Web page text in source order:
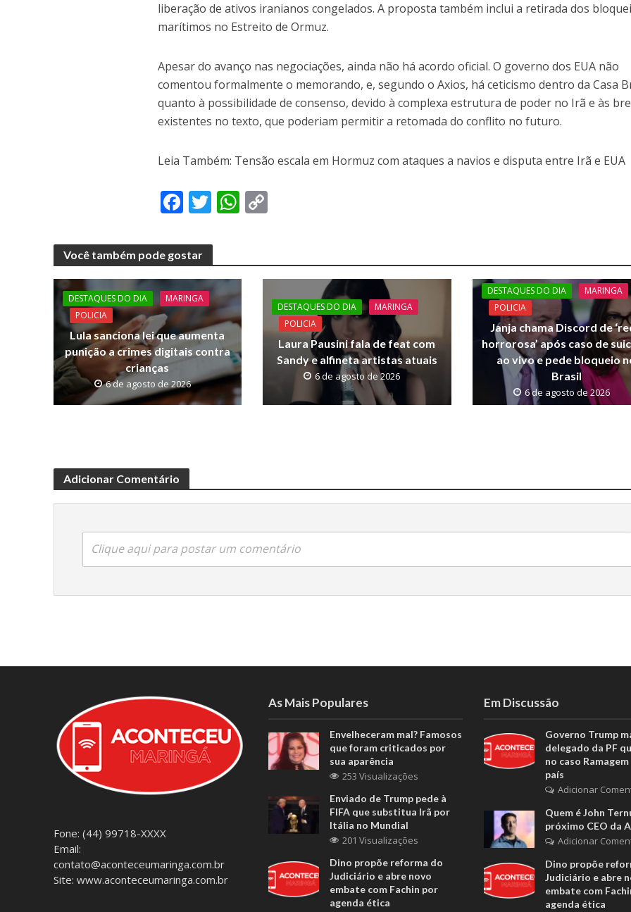
liberação de ativos iranianos congelados. A proposta também inclui a retirada dos
marítimos no Estreito de Ormuz.
Apesar do avanço nas negociações, ainda não há acordo oficial. O governo dos EUA não
comentou formalmente o memorando, e, segundo o Axios, há ceticismo dentro da Casa
quanto à possibilidade de consenso, devido à complexa estrutura de poder no Irã e às
existentes no texto, que poderiam permitir a retomada do conflito no futuro.
Leia Também: Tensão escala em Hormuz com ataques a navios e disputa entre Irã e EUA
F
e
b
o
o
k
T
itt
er
W
s
A
p
p
y
Li
n
k
Você também pode gostar
DESTAQUES DO DIA
MARINGA
POLICIA
Lula sanciona lei que aumenta
punição a crimes digitais contra
crianças
6 de agosto de 2026
DESTAQUES DO DIA
MARINGA
POLICIA
Laura Pausini fala de feat com
Sandy e alfineta artistas atuais
6 de agosto de 2026
DESTAQUES DO DIA
MARINGA
POLICIA
Janja chama Discord de
horrorosa’ após caso de
ao vivo e pede bloqueio
Brasil
6 de agosto de 2026
Adicionar Comentário
Clique aqui para postar um comentário
Fone: (44) 99718-XXXX
Email:
contato@aconteceumaringa.com.br
Site: www.aconteceumaringa.com.br
As Mais Populares
Envelheceram mal? Famosos
que foram criticados por
sua aparência
253 Visualizações
Enviado de Trump pede à
FIFA que substitua Irã por
Itália no Mundial
201 Visualizações
Dino propõe reforma do
Judiciário e abre novo
embate com Fachin por
agenda ética
Em Discussão
Governo Trump
delegado da PF
no caso
país
Adicionar
Quem é John
próximo CEO da
Adicionar
Dino propõe
Judiciário e abre
embate com
agenda ética